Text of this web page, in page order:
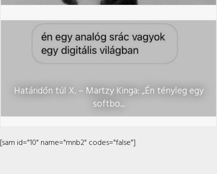
Határidőn túl X. – Martzy Kinga: „Én tényleg egy
softbo...
[sam id="10" name="mnb2" codes="false"]